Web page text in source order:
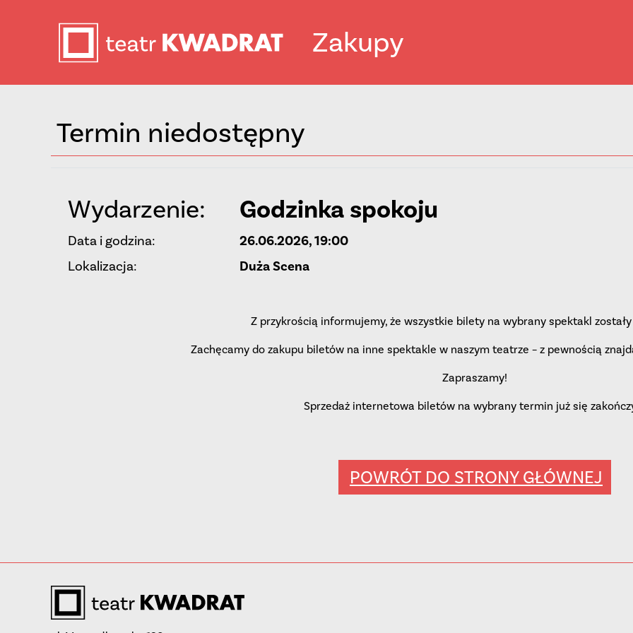
Zakupy
Termin niedostępny
Wydarzenie: Godzinka spokoju
Data i godzina: 26.06.2026, 19:00
Lokalizacja: Duża Scena
Z przykrością informujemy, że wszystkie bilety na wybrany spektakl
Zachęcamy do zakupu biletów na inne spektakle w naszym teatrze – z pewnością
Zapraszamy!
Sprzedaż internetowa biletów na wybrany termin już się
POWRÓT DO STRONY GŁÓWNEJ